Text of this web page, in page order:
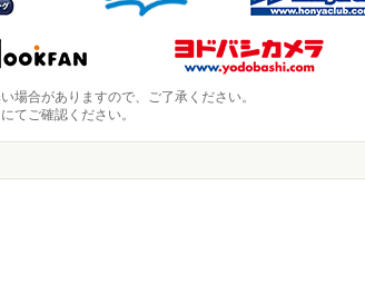
場合がありますので、ご了承ください。
てご確認ください。